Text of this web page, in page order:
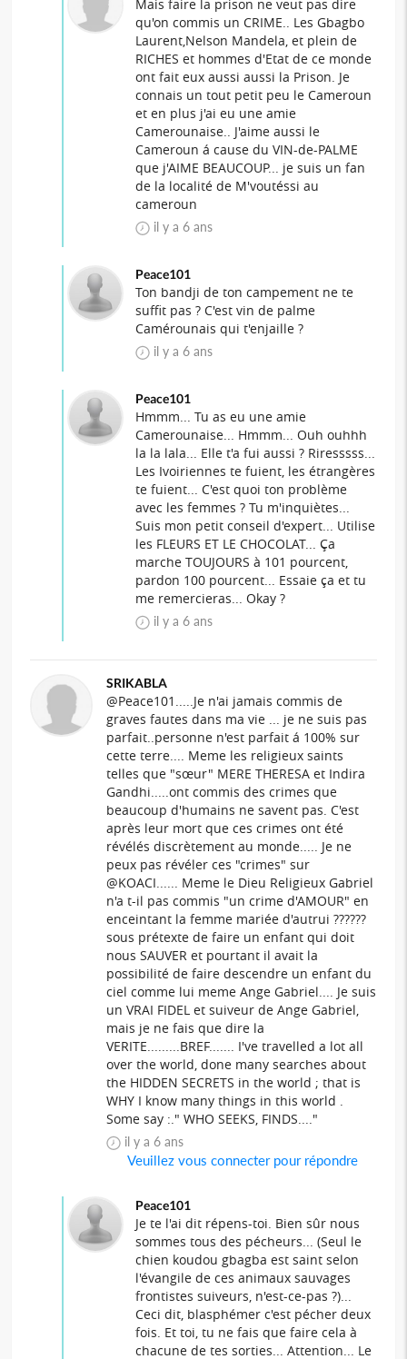
Mais faire la prison ne veut pas dire
qu'on commis un CRIME.. Les Gbagbo
Laurent,Nelson Mandela, et plein de
RICHES et hommes d'Etat de ce monde
ont fait eux aussi aussi la Prison. Je
connais un tout petit peu le Cameroun
et en plus j'ai eu une amie
Camerounaise.. J'aime aussi le
Cameroun á cause du VIN-de-PALME
que j'AIME BEAUCOUP... je suis un fan
de la localité de M'voutéssi au
cameroun
il y a 6 ans
Peace101
Ton bandji de ton campement ne te
suffit pas ? C'est vin de palme
Camérounais qui t'enjaille ?
il y a 6 ans
Peace101
Hmmm... Tu as eu une amie
Camerounaise... Hmmm... Ouh ouhhh
la la lala... Elle t'a fui aussi ? Riresssss...
Les Ivoiriennes te fuient, les étrangères
te fuient... C'est quoi ton problème
avec les femmes ? Tu m'inquiètes...
Suis mon petit conseil d'expert... Utilise
les FLEURS ET LE CHOCOLAT... Ça
marche TOUJOURS à 101 pourcent,
pardon 100 pourcent... Essaie ça et tu
me remercieras... Okay ?
il y a 6 ans
SRIKABLA
@Peace101.....Je n'ai jamais commis de
graves fautes dans ma vie ... je ne suis pas
parfait..personne n'est parfait á 100% sur
cette terre.... Meme les religieux saints
telles que "sœur" MERE THERESA et Indira
Gandhi.....ont commis des crimes que
beaucoup d'humains ne savent pas. C'est
après leur mort que ces crimes ont été
révélés discrètement au monde..... Je ne
peux pas révéler ces "crimes" sur
@KOACI...... Meme le Dieu Religieux Gabriel
n'a t-il pas commis "un crime d'AMOUR" en
enceintant la femme mariée d'autrui ??????
sous prétexte de faire un enfant qui doit
nous SAUVER et pourtant il avait la
possibilité de faire descendre un enfant du
ciel comme lui meme Ange Gabriel.... Je suis
un VRAI FIDEL et suiveur de Ange Gabriel,
mais je ne fais que dire la
VERITE.........BREF....... I've travelled a lot all
over the world, done many searches about
the HIDDEN SECRETS in the world ; that is
WHY I know many things in this world .
Some say :." WHO SEEKS, FINDS...."
il y a 6 ans
Veuillez vous connecter pour répondre
Peace101
Je te l'ai dit répens-toi. Bien sûr nous
sommes tous des pécheurs... (Seul le
chien koudou gbagba est saint selon
l'évangile de ces animaux sauvages
frontistes suiveurs, n'est-ce-pas ?)...
Ceci dit, blasphémer c'est pécher deux
fois. Et toi, tu ne fais que faire cela à
chacune de tes sorties... Attention... Le